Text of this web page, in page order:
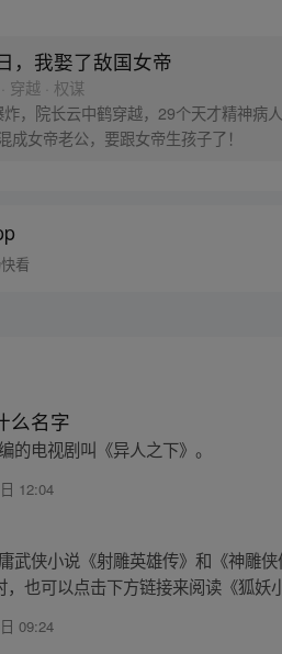
，我娶了敌国女帝
穿越 · 权谋
炸，院长云中鹤穿越，29个天才精神病
成女帝老公，要跟女帝生孩子了！
看
么名字
的电视剧叫《异人之下》。
12:04
武侠小说《射雕英雄传》和《神雕
，也可以点击下方链接来阅读《狐妖
09:24